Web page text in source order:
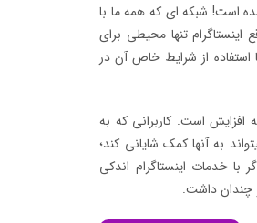
است! شبکه ای که همه ما با
اینستاگرام تنها محیطی برای
از شرایط خاص آن در
افزایش است. کاربرانی که به
به آنها کمک شایانی کند؛
خدمات اینستاگرام اندکی
چندان داشت.